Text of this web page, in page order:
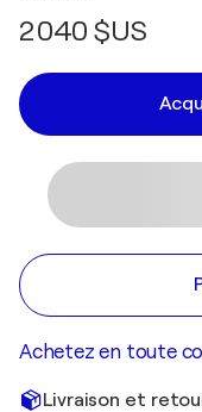
2 040 $US
Achetez en toute
Livraison et